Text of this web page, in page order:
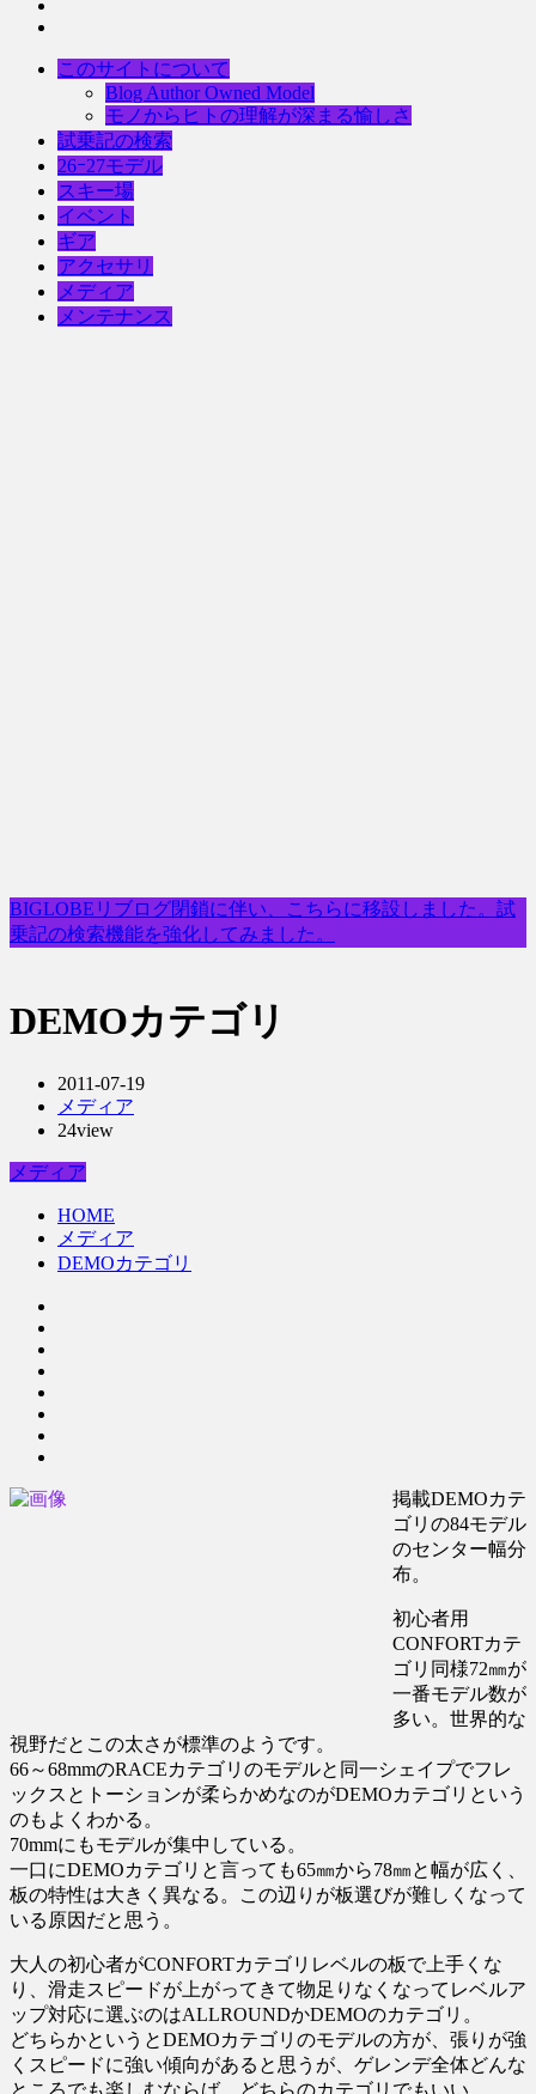
このサイトについて
Blog Author Owned Model
モノからヒトの理解が深まる愉しさ
試乗記の検索
26ｰ27モデル
スキー場
イベント
ギア
アクセサリ
メディア
メンテナンス
BIGLOBEリブログ閉鎖に伴い、こちらに移設しました。試
乗記の検索機能を強化してみました。
DEMOカテゴリ
2011-07-19
メディア
24view
メディア
HOME
メディア
DEMOカテゴリ
掲載DEMOカテ
ゴリの84モデル
のセンター幅分
布。
初心者用
CONFORTカテ
ゴリ同様72㎜が
一番モデル数が
多い。世界的な
視野だとこの太さが標準のようです。
66～68mmのRACEカテゴリのモデルと同一シェイプでフレ
ックスとトーションが柔らかめなのがDEMOカテゴリという
のもよくわかる。
70mmにもモデルが集中している。
一口にDEMOカテゴリと言っても65㎜から78㎜と幅が広く、
板の特性は大きく異なる。この辺りが板選びが難しくなって
いる原因だと思う。
大人の初心者がCONFORTカテゴリレベルの板で上手くな
り、滑走スピードが上がってきて物足りなくなってレベルア
ップ対応に選ぶのはALLROUNDかDEMOのカテゴリ。
どちらかというとDEMOカテゴリのモデルの方が、張りが強
くスピードに強い傾向があると思うが、ゲレンデ全体どんな